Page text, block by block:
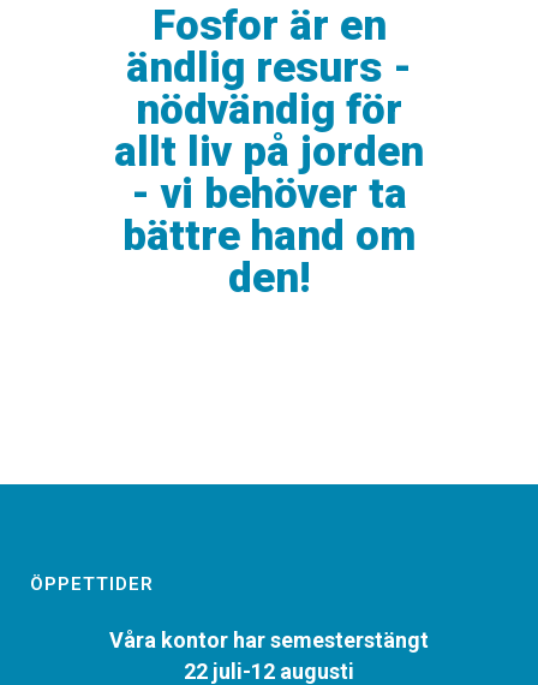
Fosfor är en
ändlig resurs -
nödvändig för
allt liv på jorden
- vi behöver ta
bättre hand om
den!
ÖPPETTIDER
Våra kontor har semesterstängt
22 juli-12 augusti